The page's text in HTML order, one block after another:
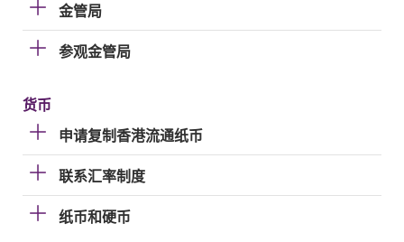
金管局
参观金管局
货币
申请复制香港流通纸币
联系汇率制度
纸币和硬币